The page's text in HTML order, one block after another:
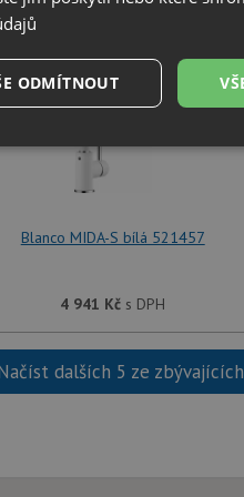
6 S bílá 523348 +
Blanco MIDA-S bílá 521457
4 941 Kč s DPH
dalších 5 ze
ODMÍTNOUT
cílení Funkční soubory
stránek, jako je přihlášení uživatele a